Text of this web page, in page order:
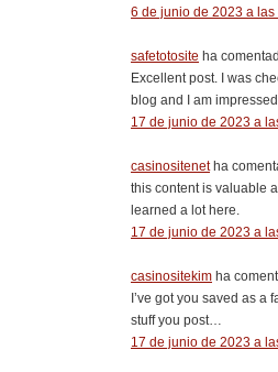
6 de junio de 2023 a las
safetotosite ha
Excellent post. I was
blog and I am
17 de junio de 2023 a
casinositenetha
this content is valuable
learned a lot here.
17 de junio de 2023 a
casinositekim ha
I’ve got you saved as a
stuff you post…
17 de junio de 2023 a